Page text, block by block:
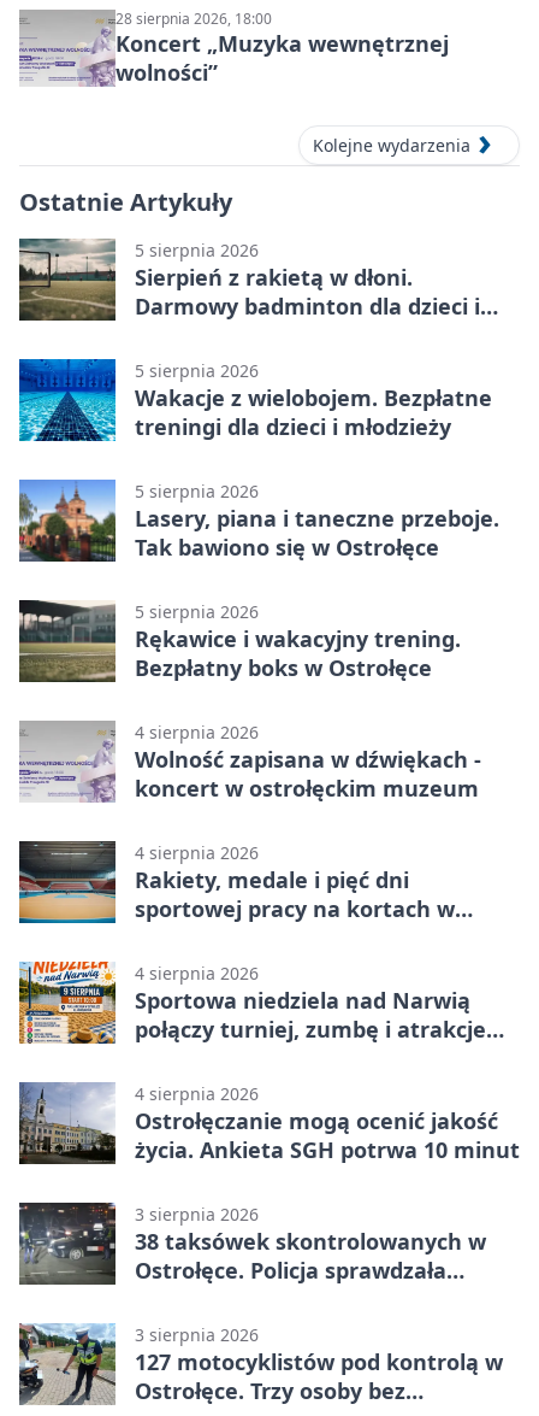
28 sierpnia 2026, 18:00
Koncert „Muzyka wewnętrznej
wolności”
Kolejne wydarzenia
Ostatnie Artykuły
5 sierpnia 2026
Sierpień z rakietą w dłoni.
Darmowy badminton dla dzieci i
5 sierpnia 2026
Wakacje z wielobojem. Bezpłatne
treningi dla dzieci i młodzieży
5 sierpnia 2026
Lasery, piana i taneczne przeboje.
Tak bawiono się w Ostrołęce
5 sierpnia 2026
Rękawice i wakacyjny trening.
Bezpłatny boks w Ostrołęce
4 sierpnia 2026
Wolność zapisana w dźwiękach -
koncert w ostrołęckim muzeum
4 sierpnia 2026
Rakiety, medale i pięć dni
sportowej pracy na kortach w
4 sierpnia 2026
Sportowa niedziela nad Narwią
połączy turniej, zumbę i atrakcje
4 sierpnia 2026
Ostrołęczanie mogą ocenić jakość
życia. Ankieta SGH potrwa 10 minut
3 sierpnia 2026
38 taksówek skontrolowanych w
Ostrołęce. Policja sprawdzała
3 sierpnia 2026
127 motocyklistów pod kontrolą w
Ostrołęce. Trzy osoby bez